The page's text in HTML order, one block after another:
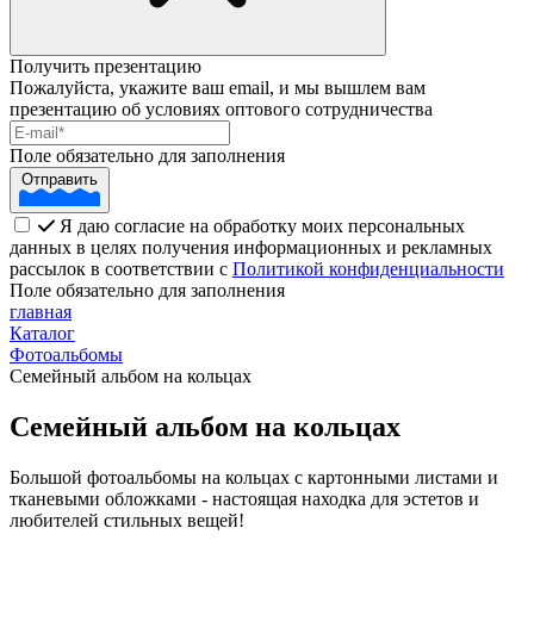
Получить презентацию
Пожалуйста, укажите ваш email, и мы вышлем вам
презентацию об условиях оптового сотрудничества
Поле обязательно для заполнения
Отправить
Я даю согласие на обработку моих персональных
данных в целях получения информационных и рекламных
рассылок в соответствии с Политикой конфиденциальности
Поле обязательно для заполнения
главная
Каталог
Фотоальбомы
Семейный альбом на кольцах
Семейный альбом на кольцах
Большой фотоальбомы на кольцах с картонными листами и
тканевыми обложками - настоящая находка для эстетов и
любителей стильных вещей!